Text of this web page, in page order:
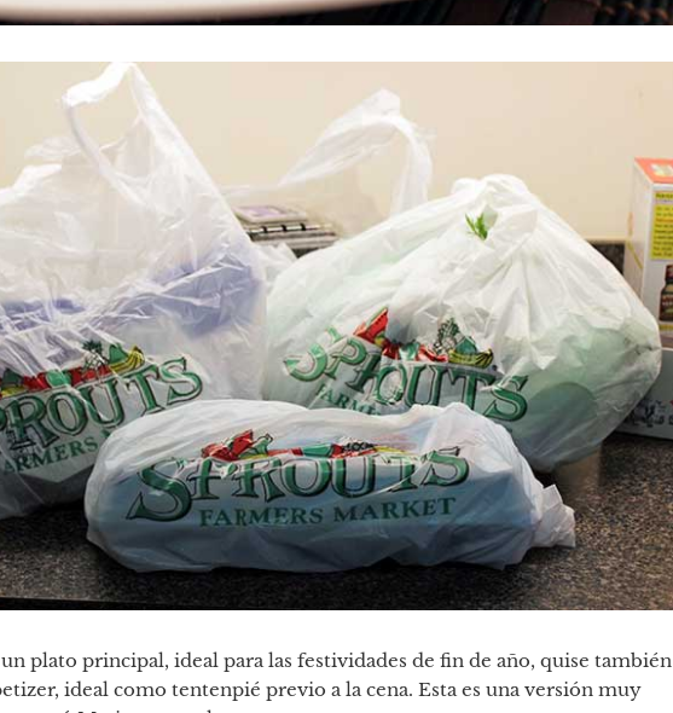
plato principal, ideal para las festividades de fin de año, quise también
ideal como tentenpié previo a la cena. Esta es una versión muy